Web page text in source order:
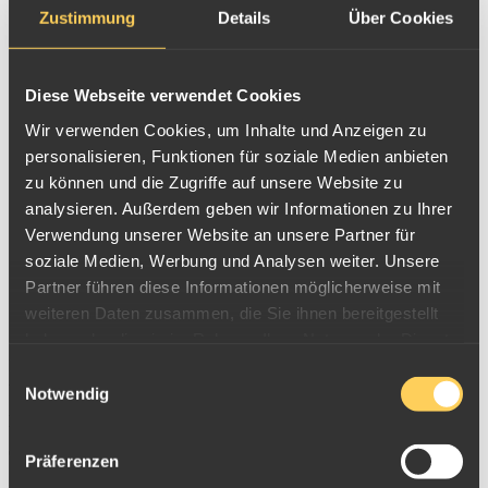
Zustimmung Details Über Cookies
Diese Webseite verwendet Cookies
Wir verwenden Cookies, um Inhalte und Anzeigen zu
personalisieren, Funktionen für soziale Medien anbieten
zu können und die Zugriffe auf unsere Website zu
analysieren. Außerdem geben wir Informationen zu Ihrer
Verwendung unserer Website an unsere Partner für
soziale Medien, Werbung und Analysen weiter. Unsere
Partner führen diese Informationen möglicherweise mit
weiteren Daten zusammen, die Sie ihnen bereitgestellt
Notwendig
Präferenzen
Sicherheitsmerkmale
Staatliche Prägestätten in Deutschland
Münzränder
Anlagemünzen vs. Sammlermünzen
Bestandteile von Münzen
Tiermotive auf Münzen
Aufbewahrung von Münzen
Beschädigungen bei Münzen
Münzportraits von Elizabeth II und Charles III
Münzen als Geschenk
Münzen An- und Verkauf
Münz-Ankauf
Wie der Name bereits andeutet, handelt es sich bei
Reverse Frosted
("Frosted")
, nur umgekehrt (so die Übersetzung des englischen